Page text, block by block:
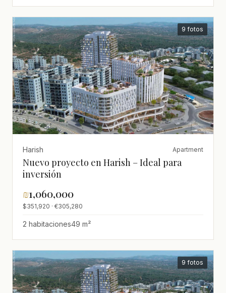
9 fotos
Harish Apartment
Nuevo proyecto en Harish – Ideal para
inversión
₪1,060,000
$351,920 · €305,280
2 habitaciones49 m²
9 fotos